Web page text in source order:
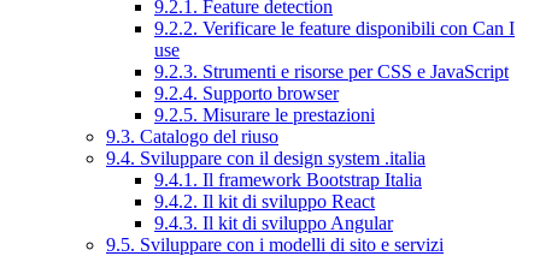
9.2.1. Feature detection
9.2.2. Verificare le feature disponibili con Can I
use
9.2.3. Strumenti e risorse per CSS e JavaScript
9.2.4. Supporto browser
9.2.5. Misurare le prestazioni
9.3. Catalogo del riuso
9.4. Sviluppare con il design system .italia
9.4.1. Il framework Bootstrap Italia
9.4.2. Il kit di sviluppo React
9.4.3. Il kit di sviluppo Angular
9.5. Sviluppare con i modelli di sito e servizi